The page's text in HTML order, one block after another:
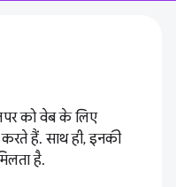
को वेब के लिए
हैं. साथ ही, इनकी
है.